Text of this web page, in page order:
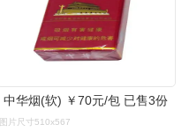
中华烟(软) ￥70元/包 已售3份
图片尺寸510x567